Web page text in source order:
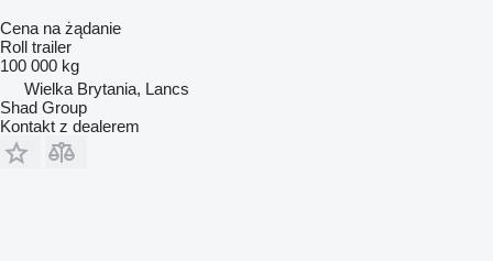
Cena na żądanie
Roll trailer
100 000 kg
Wielka Brytania, Lancs
Shad Group
Kontakt z dealerem